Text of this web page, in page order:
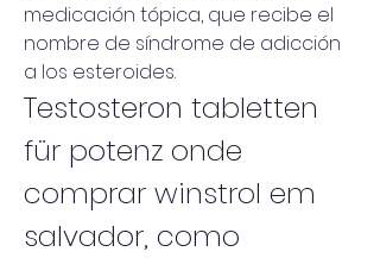
medicación tópica, que recibe el
nombre de síndrome de adicción
a los esteroides.
Testosteron tabletten
für potenz onde
comprar winstrol em
salvador, como